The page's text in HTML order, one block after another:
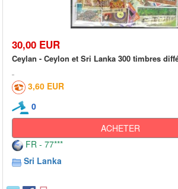
30,00 EUR
Ceylan - Ceylon et Sri Lanka 300 timbres
3,60 EUR
0
ACHETER
FR - 77***
Sri Lanka